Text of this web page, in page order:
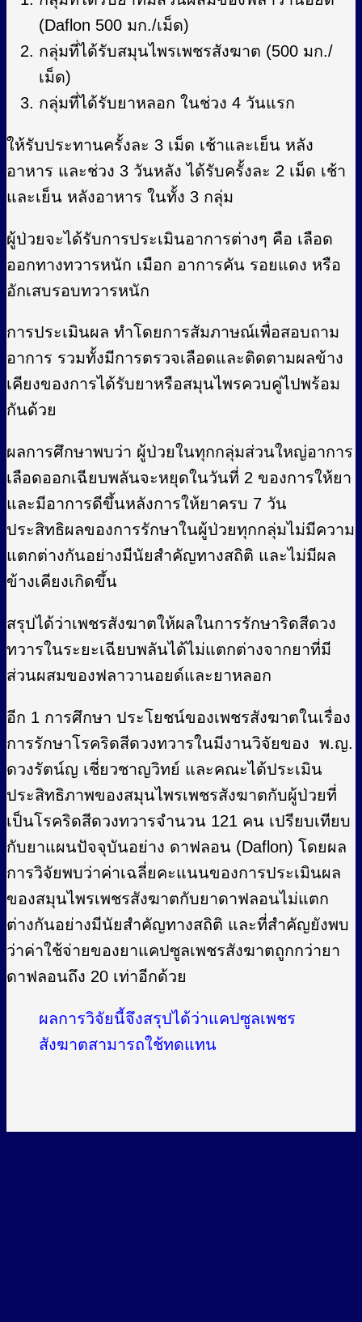
(Daflon 500 มก./เม็ด)
กลุ่มที่ได้รับสมุนไพรเพชรสังฆาต (500 มก./
เม็ด)
กลุ่มที่ได้รับยาหลอก ในช่วง 4 วันแรก
ให้รับประทานครั้งละ 3 เม็ด เช้าและเย็น หลัง
อาหาร และช่วง 3 วันหลัง ได้รับครั้งละ 2 เม็ด เช้า
และเย็น หลังอาหาร ในทั้ง 3 กลุ่ม
ผู้ป่วยจะได้รับการประเมินอาการต่างๆ คือ เลือด
ออกทางทวารหนัก เมือก อาการคัน รอยแดง หรือ
อักเสบรอบทวารหนัก
การประเมินผล ทำโดยการสัมภาษณ์เพื่อสอบถาม
อาการ รวมทั้งมีการตรวจเลือดและติดตามผลข้าง
เคียงของการได้รับยาหรือสมุนไพรควบคู่ไปพร้อม
กันด้วย
ผลการศึกษาพบว่า ผู้ป่วยในทุกกลุ่มส่วนใหญ่อาการ
เลือดออกเฉียบพลันจะหยุดในวันที่ 2 ของการให้ยา
และมีอาการดีขึ้นหลังการให้ยาครบ 7 วัน
ประสิทธิผลของการรักษาในผู้ป่วยทุกกลุ่มไม่มีความ
แตกต่างกันอย่างมีนัยสำคัญทางสถิติ และไม่มีผล
ข้างเคียงเกิดขึ้น
สรุปได้ว่าเพชรสังฆาตให้ผลในการรักษาริดสีดวง
ทวารในระยะเฉียบพลันได้ไม่แตกต่างจากยาที่มี
ส่วนผสมของฟลาวานอยด์และยาหลอก
อีก 1 การศึกษา ประโยชน์ของเพชรสังฆาตในเรื่อง
การรักษาโรคริดสีดวงทวารในมีงานวิจัยของ พ.ญ.
ดวงรัตน์ญ เชี่ยวชาญวิทย์ และคณะได้ประเมิน
ประสิทธิภาพของสมุนไพรเพชรสังฆาตกับผู้ป่วยที่
เป็นโรคริดสีดวงทวารจำนวน 121 คน เปรียบเทียบ
กับยาแผนปัจจุบันอย่าง ดาฟลอน (Daflon) โดยผล
การวิจัยพบว่าค่าเฉลี่ยคะแนนของการประเมินผล
ของสมุนไพรเพชรสังฆาตกับยาดาฟลอนไม่แตก
ต่างกันอย่างมีนัยสำคัญทางสถิติ และที่สำคัญยังพบ
ว่าค่าใช้จ่ายของยาแคปซูลเพชรสังฆาตถูกกว่ายา
ดาฟลอนถึง 20 เท่าอีกด้วย
ผลการวิจัยนี้จึงสรุปได้ว่าแคปซูลเพชร
สังฆาตสามารถใช้ทดแทน